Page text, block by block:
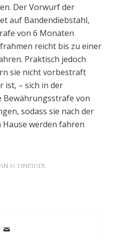
Der Vorwurf der
auf Bandendiebstahl,
von 6 Monaten
reicht bis zu einer
Praktisch jedoch
sie nicht vorbestraft
ist, – sich in der
Bewährungsstrafe von
sodass sie nach der
werden fahren
SCHNEIDER